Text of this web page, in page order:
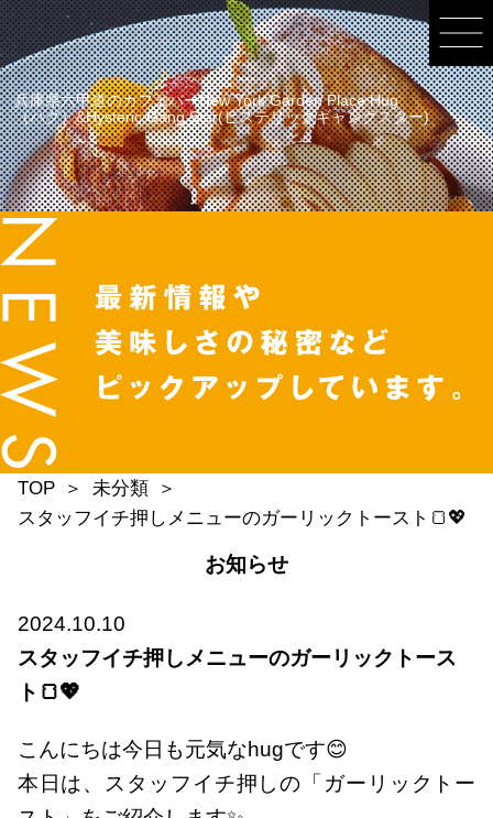
兵庫県六甲道のカフェバーNew York Garden Place Hug
（ハグ）&Hysteric Gang Star(ヒステリックギャングスター)
TOP
未分類
スタッフイチ押しメニューのガーリックトースト🍞💖
お知らせ
2024.10.10
スタッフイチ押しメニューのガーリックトース
ト🍞💖
こんにちは今日も元気なhugです😊
本日は、スタッフイチ押しの「ガーリックトー